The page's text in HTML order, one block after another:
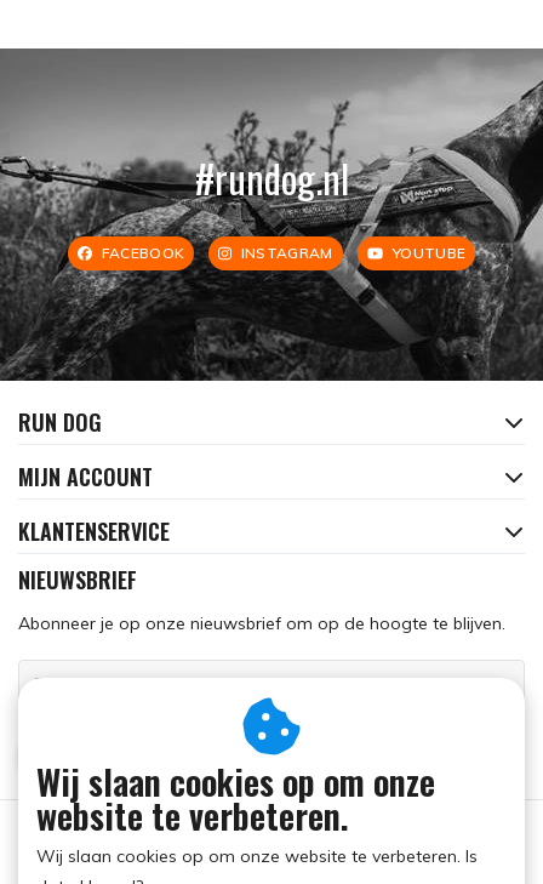
#rundog.nl
FACEBOOK INSTAGRAM YOUTUBE
RUN DOG
MIJN ACCOUNT
KLANTENSERVICE
NIEUWSBRIEF
Abonneer je op onze nieuwsbrief om op de hoogte te blijven.
Wij slaan cookies op om onze
website te verbeteren.
Wij slaan cookies op om onze website te verbeteren. Is